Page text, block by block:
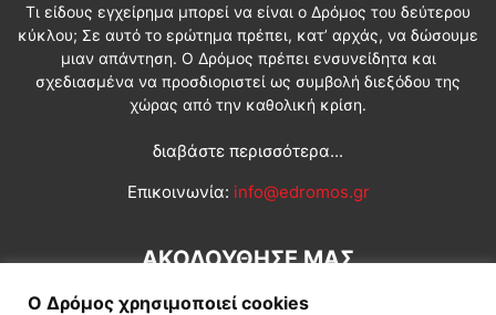
Τι είδους εγχείρημα μπορεί να είναι ο Δρόμος του δεύτερου
κύκλου; Σε αυτό το ερώτημα πρέπει, κατ’ αρχάς, να δώσουμε
μιαν απάντηση. Ο Δρόμος πρέπει ενσυνείδητα και
σχεδιασμένα να προσδιοριστεί ως συμβολή διεξόδου της
χώρας από την καθολική κρίση.
διαβάστε περισσότερα...
Επικοινωνία: info@edromos.gr
ΑΚΟΛΟΥΘΗΣΕ ΜΑΣ
Ο Δρόμος χρησιμοποιεί cookies